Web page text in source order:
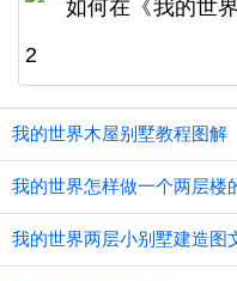
我的世界木屋别墅教程图解
我的世界怎样做一个两层楼
我的世界两层小别墅建造图